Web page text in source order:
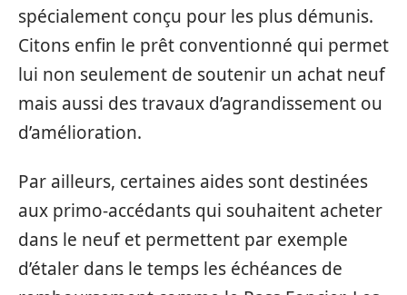
spécialement conçu pour les plus démunis.
Citons enfin le prêt conventionné qui permet
lui non seulement de soutenir un achat neuf
mais aussi des travaux d’agrandissement ou
d’amélioration.
Par ailleurs, certaines aides sont destinées
aux primo-accédants qui souhaitent acheter
dans le neuf et permettent par exemple
d’étaler dans le temps les échéances de